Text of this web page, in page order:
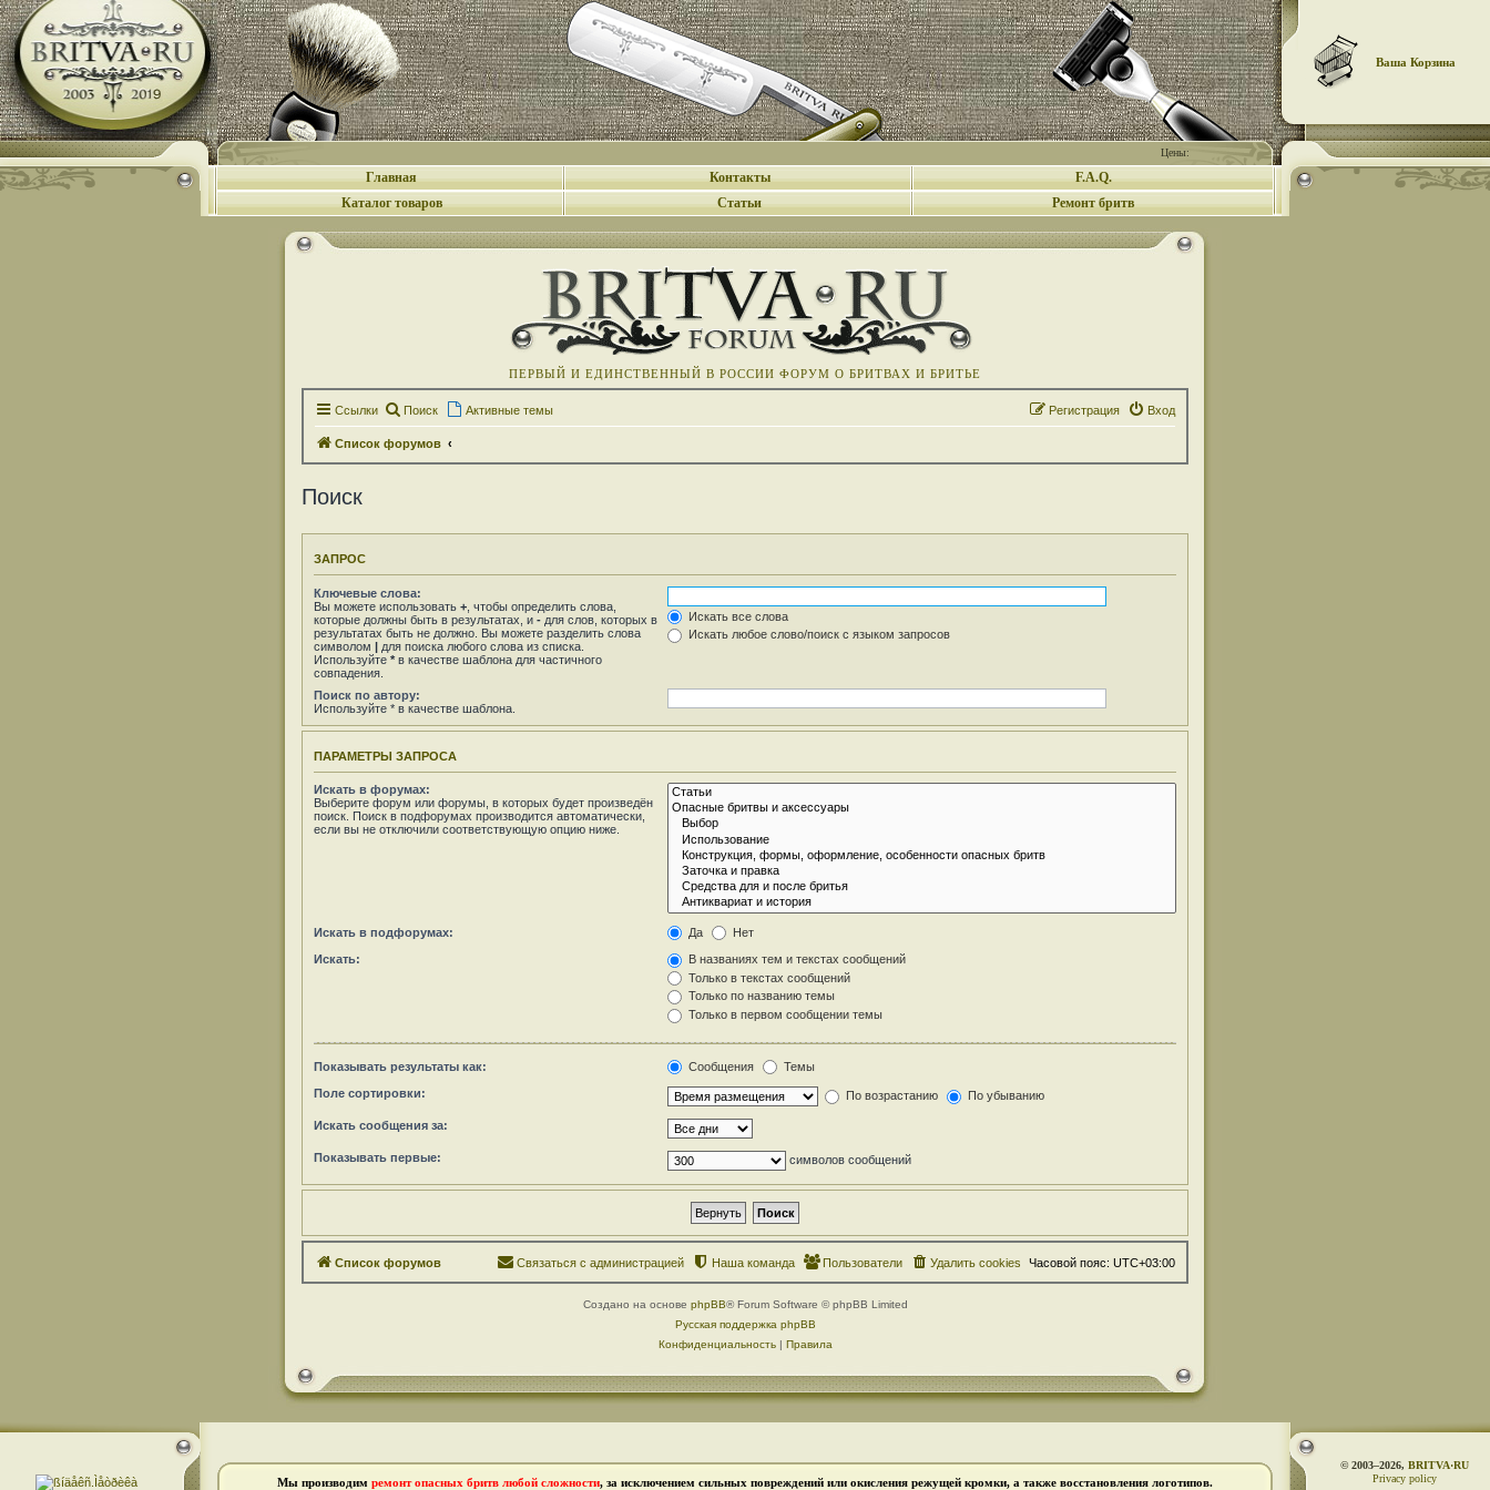
Цены:
Ваша Корзина
Главная Контакты
F.A.Q.
Каталог товаров
Статьи Ремонт бритв
ПЕРВЫЙ И ЕДИНСТВЕННЫЙ В РОССИИ ФОРУМ О БРИТВАХ И БРИТЬЕ
Ссылки Поиск Активные темы Вход
Регистрация
Список форумов
Поиск
ЗАПРОС
Ключевые слова:
Вы можете использовать + , чтобы определить слова,
которые должны быть в результатах, и - для слов, которых в
результатах быть не должно. Вы можете разделить слова
символом | для поиска любого слова из списка.
Используйте * в качестве шаблона для частичного
совпадения.
Искать все слова
Искать любое слово/поиск с языком запросов
Поиск по автору:
Используйте * в качестве шаблона.
ПАРАМЕТРЫ ЗАПРОСА
Искать в форумах:
Выберите форум или форумы, в которых будет произведён
поиск. Поиск в подфорумах производится автоматически,
если вы не отключили соответствующую опцию ниже.
Искать в подфорумах: Да Нет
Искать:
В названиях тем и текстах сообщений
Только в текстах сообщений
Только по названию темы
Только в первом сообщении темы
Показывать результаты как: Сообщения Темы
Поле сортировки: По возрастанию По убыванию
Искать сообщения за:
Показывать первые: символов сообщений
Список форумов Часовой пояс: UTC+03:00
Удалить cookies
Пользователи
Наша команда
Связаться с администрацией
Создано на основе phpBB® Forum Software © phpBB Limited
Русская поддержка phpBB
Конфиденциальность| Правила
Мы производим ремонт опасных бритв любой сложности, за исключением сильных повреждений или окисления режущей кромки, а также восстановления логотипов.
© 2003–2026, BRITVA·RU
Privacy policy